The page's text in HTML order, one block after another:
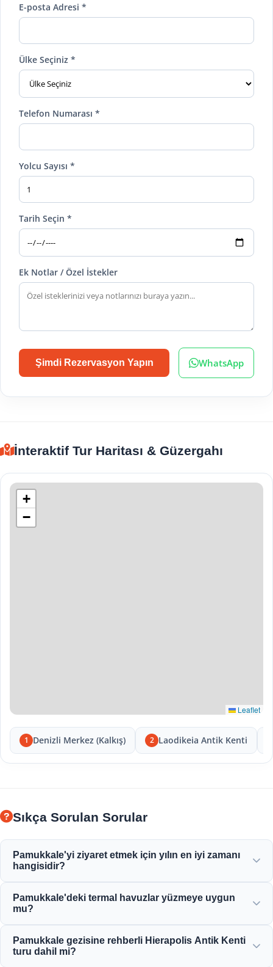
E-posta Adresi *
Ülke Seçiniz *
Telefon Numarası *
Yolcu Sayısı *
Tarih Seçin *
Ek Notlar / Özel İstekler
Şimdi Rezervasyon Yapın WhatsApp
İnteraktif Tur Haritası & Güzergahı
+
−
Leaflet
1 Denizli Merkez (Kalkış) 2 Laodikeia Antik Kenti
Sıkça Sorulan Sorular
Pamukkale'yi ziyaret etmek için yılın en iyi zamanı
hangisidir?
Haziran) ve sonbahar (Eylül-Kasım) beyaz terasları ve
Hierapolis antik kalıntılarını keşfetmek için en keyifli
Pamukkale'deki termal havuzlar yüzmeye uygun
mu?
Havuzu, mineral bakımından zengindir ve yüzmek için
mükemmel, sıcak ve rahatlatıcı bir sıcaklıkta tutulur.
Pamukkale gezisine rehberli Hierapolis Antik Kenti
turu dahil mi?